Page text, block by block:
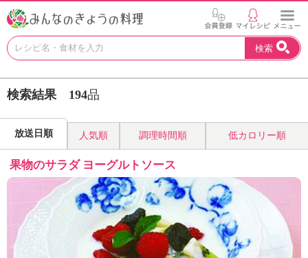
お
い
ピ
を
見
つ
け
よ
う
。
N
H
検索
検索結果 194品
放送日順 人気順 調理時間順 低カロリー順
果物のサラダ ヨーグルトソース